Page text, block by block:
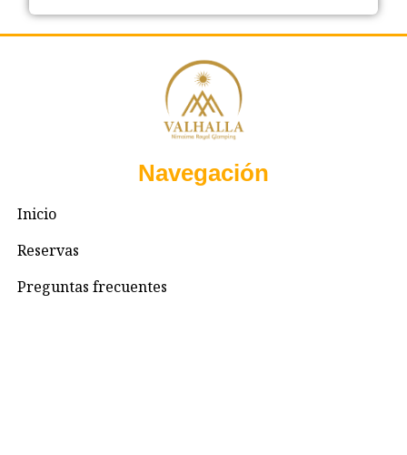
Navegación
Inicio
Reservas
Preguntas frecuentes